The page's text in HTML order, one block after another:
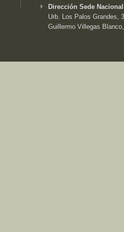
Dirección Sede
Urb. Los Palos Grandes,
Guillermo Villegas